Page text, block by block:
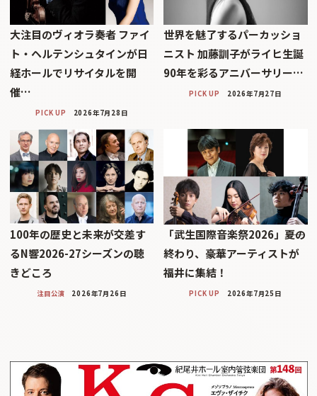
大注目のヴィオラ奏者 ファイ
ト・ヘルテンシュタインが日
経ホールでリサイタルを開
催…
PICK UP 2026年7月28日
世界を魅了するパーカッショ
ニスト 加藤訓子がライヒ生誕
90年を彩るアニバーサリー…
PICK UP 2026年7月27日
100年の歴史と未来が交差す
るN響2026-27シーズンの聴
きどころ
注目公演 2026年7月26日
「武生国際音楽祭2026」――夏の
終わり、豪華アーティストが
福井に集結！
PICK UP 2026年7月25日